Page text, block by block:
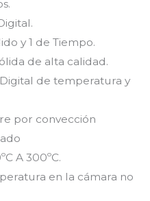
y 1 de Tiempo.
de alta calidad.
de temperatura y
por convección
A 300ºC.
en la cámara no